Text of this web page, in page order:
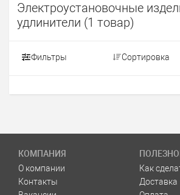
Электроустановочные
удлинители (1 товар)
Фильтры Сортировка
КОМПАНИЯ
О компании
Контакты
Как
Доставка